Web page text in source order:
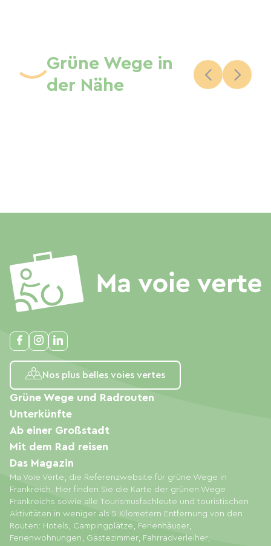
Grüne Wege in
der Nähe
Nos plus belles voies vertes
Ma Voie Verte, die Referenzwebsite für grüne Wege in
Frankreich. Hier finden Sie die Karte der grünen Wege
Frankreichs sowie alle Tourismusfachleute und touristischen
Aktivitäten in weniger als 5 Kilometern Entfernung von den
Routen: Hotels, Campingplätze, Ferienhäuser,
Ferienwohnungen, Gästezimmer, Fahrradverleiher,
Grüne Wege und Radrouten
Unterkünfte
Ab einer Großstadt
Mit dem Rad reisen
Das Magazin